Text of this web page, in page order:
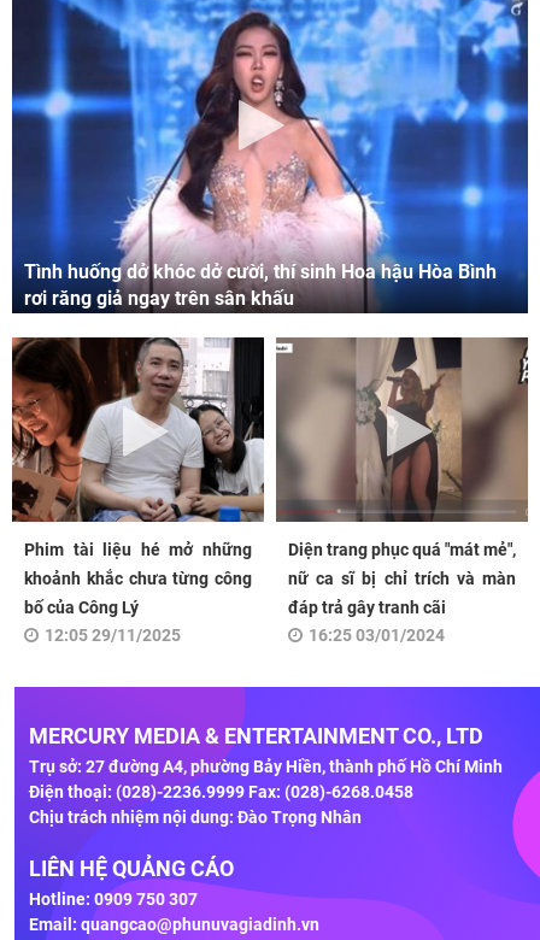
Tình huống dở khóc dở cười, thí sinh Hoa hậu Hòa Bình
rơi răng giả ngay trên sân khấu
Phim tài liệu hé mở những
khoảnh khắc chưa từng công
bố của Công Lý
12:05 29/11/2025
Diện trang phục quá "mát mẻ",
nữ ca sĩ bị chỉ trích và màn
đáp trả gây tranh cãi
16:25 03/01/2024
MERCURY MEDIA & ENTERTAINMENT CO., LTD
Trụ sở: 27 đường A4, phường Bảy Hiền, thành phố Hồ Chí Minh
Điện thoại: (028)-2236.9999 Fax: (028)-6268.0458
Chịu trách nhiệm nội dung: Đào Trọng Nhân
LIÊN HỆ QUẢNG CÁO
Hotline: 0909 750 307
Email: quangcao@phunuvagiadinh.vn